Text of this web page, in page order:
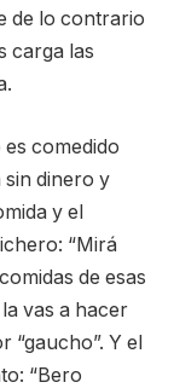
de lo contrario
carga las
comedido
sin dinero y
y el
“Mirá
de esas
vas a hacer
“gaucho”. Y el
“Bero